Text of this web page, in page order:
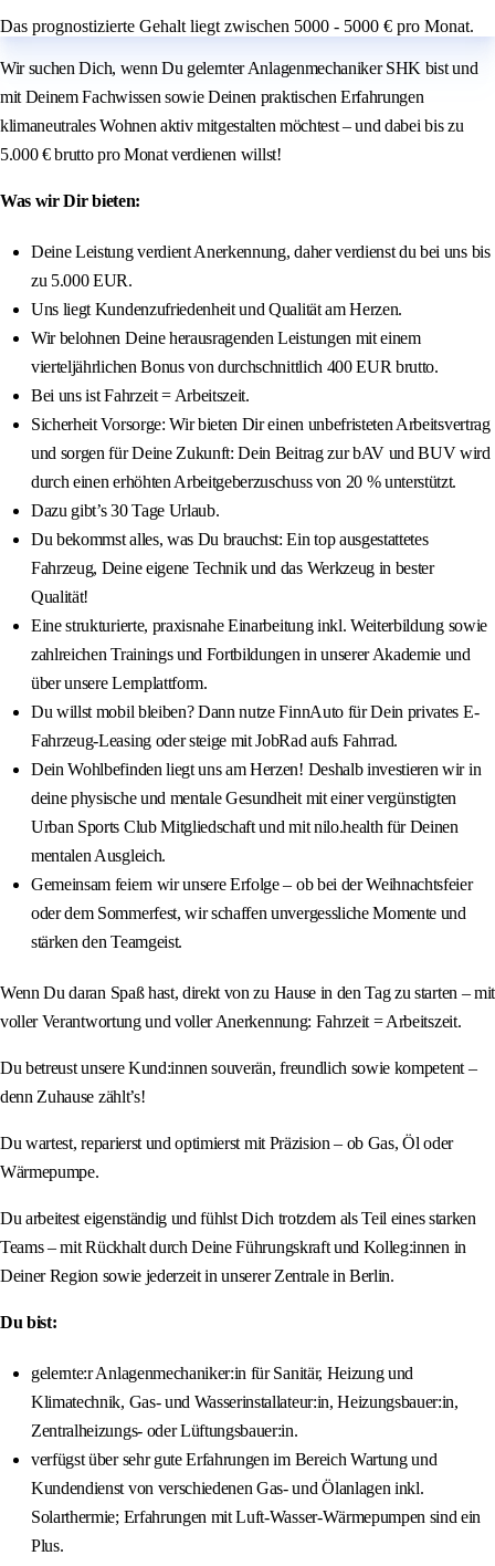
Das prognostizierte Gehalt liegt zwischen 5000 - 5000 € pro Monat.
Wir suchen Dich, wenn Du gelernter Anlagenmechaniker SHK bist und
mit Deinem Fachwissen sowie Deinen praktischen Erfahrungen
klimaneutrales Wohnen aktiv mitgestalten möchtest – und dabei bis zu
5.000 € brutto pro Monat verdienen willst!
Was wir Dir bieten:
Deine Leistung verdient Anerkennung, daher verdienst du bei uns bis
zu 5.000 EUR.
Uns liegt Kundenzufriedenheit und Qualität am Herzen.
Wir belohnen Deine herausragenden Leistungen mit einem
vierteljährlichen Bonus von durchschnittlich 400 EUR brutto.
Bei uns ist Fahrzeit = Arbeitszeit.
Sicherheit Vorsorge: Wir bieten Dir einen unbefristeten Arbeitsvertrag
und sorgen für Deine Zukunft: Dein Beitrag zur bAV und BUV wird
durch einen erhöhten Arbeitgeberzuschuss von 20 % unterstützt.
Dazu gibt’s 30 Tage Urlaub.
Du bekommst alles, was Du brauchst: Ein top ausgestattetes
Fahrzeug, Deine eigene Technik und das Werkzeug in bester
Qualität!
Eine strukturierte, praxisnahe Einarbeitung inkl. Weiterbildung sowie
zahlreichen Trainings und Fortbildungen in unserer Akademie und
über unsere Lernplattform.
Du willst mobil bleiben? Dann nutze FinnAuto für Dein privates E-
Fahrzeug-Leasing oder steige mit JobRad aufs Fahrrad.
Dein Wohlbefinden liegt uns am Herzen! Deshalb investieren wir in
deine physische und mentale Gesundheit mit einer vergünstigten
Urban Sports Club Mitgliedschaft und mit nilo.health für Deinen
mentalen Ausgleich.
Gemeinsam feiern wir unsere Erfolge – ob bei der Weihnachtsfeier
oder dem Sommerfest, wir schaffen unvergessliche Momente und
stärken den Teamgeist.
Wenn Du daran Spaß hast, direkt von zu Hause in den Tag zu starten – mit
voller Verantwortung und voller Anerkennung: Fahrzeit = Arbeitszeit.
Du betreust unsere Kund:innen souverän, freundlich sowie kompetent –
denn Zuhause zählt’s!
Du wartest, reparierst und optimierst mit Präzision – ob Gas, Öl oder
Wärmepumpe.
Du arbeitest eigenständig und fühlst Dich trotzdem als Teil eines starken
Teams – mit Rückhalt durch Deine Führungskraft und Kolleg:innen in
Deiner Region sowie jederzeit in unserer Zentrale in Berlin.
Du bist:
gelernte:r Anlagenmechaniker:in für Sanitär, Heizung und
Klimatechnik, Gas- und Wasserinstallateur:in, Heizungsbauer:in,
Zentralheizungs- oder Lüftungsbauer:in.
verfügst über sehr gute Erfahrungen im Bereich Wartung und
Kundendienst von verschiedenen Gas- und Ölanlagen inkl.
Solarthermie; Erfahrungen mit Luft-Wasser-Wärmepumpen sind ein
Plus.